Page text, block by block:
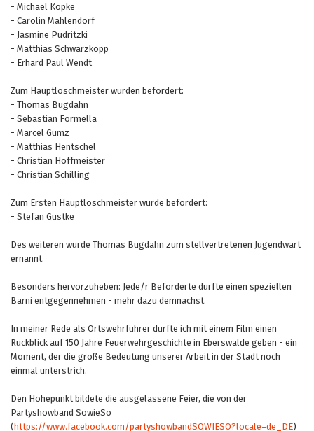
- Michael Köpke
- Carolin Mahlendorf
- Jasmine Pudritzki
- Matthias Schwarzkopp
- Erhard Paul Wendt
Zum Hauptlöschmeister wurden befördert:
- Thomas Bugdahn
- Sebastian Formella
- Marcel Gumz
- Matthias Hentschel
- Christian Hoffmeister
- Christian Schilling
Zum Ersten Hauptlöschmeister wurde befördert:
- Stefan Gustke
Des weiteren wurde Thomas Bugdahn zum stellvertretenen Jugendwart
ernannt.
Besonders hervorzuheben: Jede/r Beförderte durfte einen speziellen
Barni entgegennehmen - mehr dazu demnächst.
In meiner Rede als Ortswehrführer durfte ich mit einem Film einen
Rückblick auf 150 Jahre Feuerwehrgeschichte in Eberswalde geben - ein
Moment, der die große Bedeutung unserer Arbeit in der Stadt noch
einmal unterstrich.
Den Höhepunkt bildete die ausgelassene Feier, die von der
Partyshowband SowieSo
(https://www.facebook.com/partyshowbandSOWIESO?locale=de_DE)